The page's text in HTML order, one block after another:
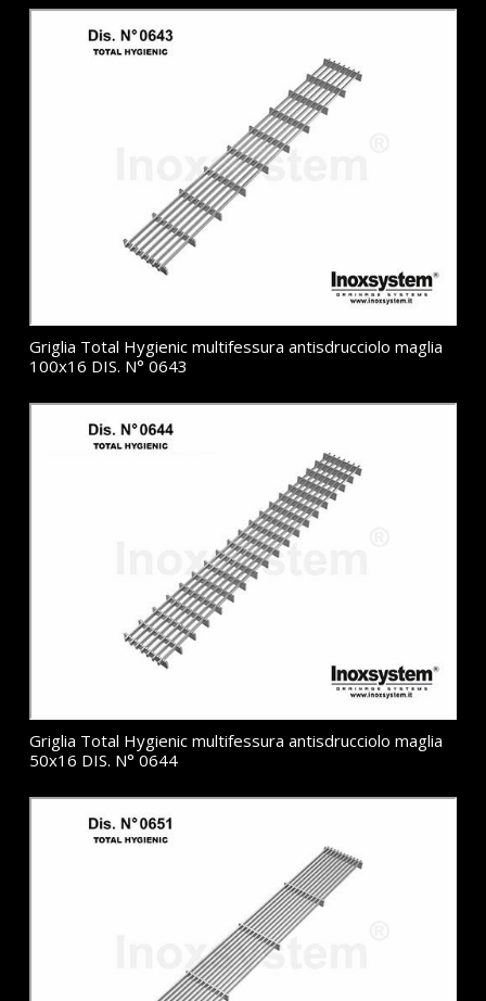
Griglia Total Hygienic multifessura antisdrucciolo maglia
100x16 DIS. N° 0643
Griglia Total Hygienic multifessura antisdrucciolo maglia
50x16 DIS. N° 0644